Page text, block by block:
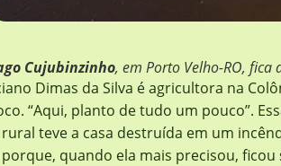
Cujubinzinho, em Porto Velho-RO,
Dimas da Silva é agricultora na
“Aqui, planto de tudo um pouco”.
teve a casa destruída em um
quando ela mais precisou,